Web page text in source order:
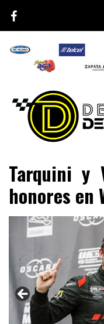
content
Desafío
Tarquini y
honores en